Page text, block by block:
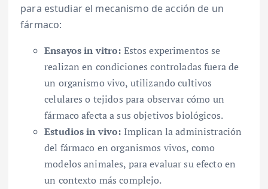
para estudiar el mecanismo de acción de un
fármaco:
Ensayos in vitro: Estos experimentos se
realizan en condiciones controladas fuera de
un organismo vivo, utilizando cultivos
celulares o tejidos para observar cómo un
fármaco afecta a sus objetivos biológicos.
Estudios in vivo: Implican la administración
del fármaco en organismos vivos, como
modelos animales, para evaluar su efecto en
un contexto más complejo.